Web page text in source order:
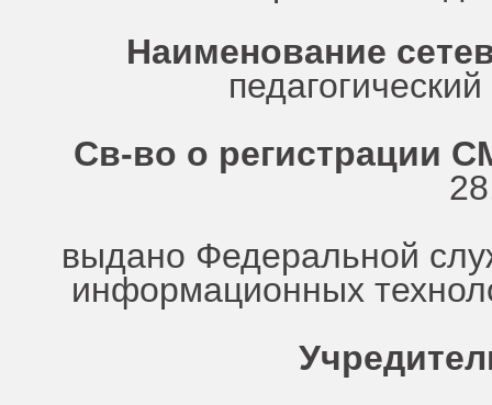
Наименование
Св-во о регистрации
выдано Федеральной
информационных